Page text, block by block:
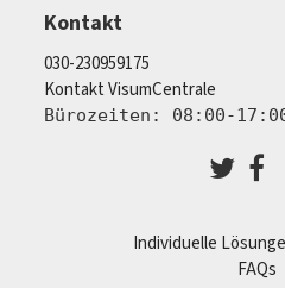
Kontakt
030-230959175
Kontakt VisumCentrale
Bürozeiten: 08:00-
Individuelle
FAQs